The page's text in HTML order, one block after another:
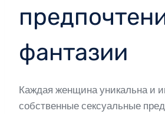
фантазии
Каждая женщина уникальна и
собственные сексуальные